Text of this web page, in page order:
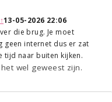
↑13-05-2026 22:06
die brug. Je moet
geen internet dus er zat
tijd naar buiten kijken.
wel geweest zijn.